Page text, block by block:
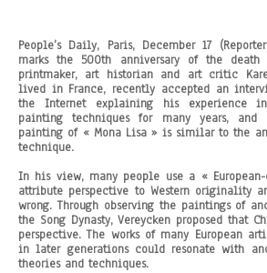
People’s Daily, Paris, December 17
marks the 500th anniversary of the
printmaker, art historian and art critic
lived in France, recently accepted an
the Internet explaining his experience
painting techniques for many years,
painting of « Mona Lisa » is similar to the
technique.
In his view, many people use a «
attribute perspective to Western originality
wrong. Through observing the paintings of
the Song Dynasty, Vereycken proposed that
perspective. The works of many European
in later generations could resonate with
theories and techniques.